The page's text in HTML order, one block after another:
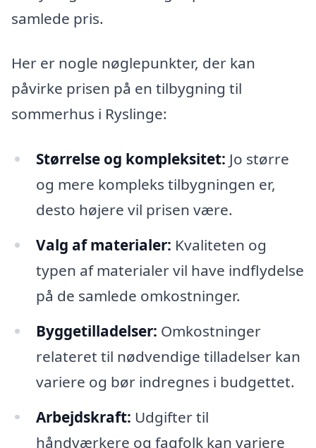
samlede pris.
Her er nogle nøglepunkter, der kan
påvirke prisen på en tilbygning til
sommerhus i Ryslinge:
Størrelse og kompleksitet: Jo større
og mere kompleks tilbygningen er,
desto højere vil prisen være.
Valg af materialer: Kvaliteten og
typen af materialer vil have indflydelse
på de samlede omkostninger.
Byggetilladelser: Omkostninger
relateret til nødvendige tilladelser kan
variere og bør indregnes i budgettet.
Arbejdskraft: Udgifter til
håndværkere og fagfolk kan variere